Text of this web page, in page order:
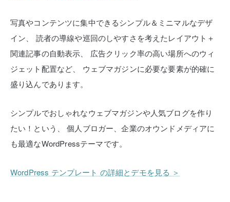
写真やコンテンツに集中できるシンプル＆ミニマルなデザ
イン、
読者の導線や巡回のしやすさを考えたレイアウト＋
関連記事の自動表示、
広告クリック率の高い場所へのウィ
ジェット配置など、
ウェブマガジンに必要な要素が的確に
盛り込んであります。
シンプルでおしゃれなウェブマガジンや人気ブログを作り
たい！という、
個人ブロガー、企業のオウンドメディアに
も最適なWordPressテーマです。
WordPress テンプレート の詳細とデモを見る ＞